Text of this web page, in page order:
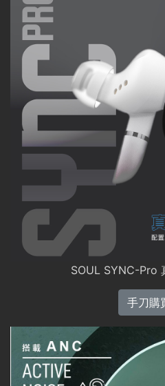
SOUL SYNC-Pro
手刀購